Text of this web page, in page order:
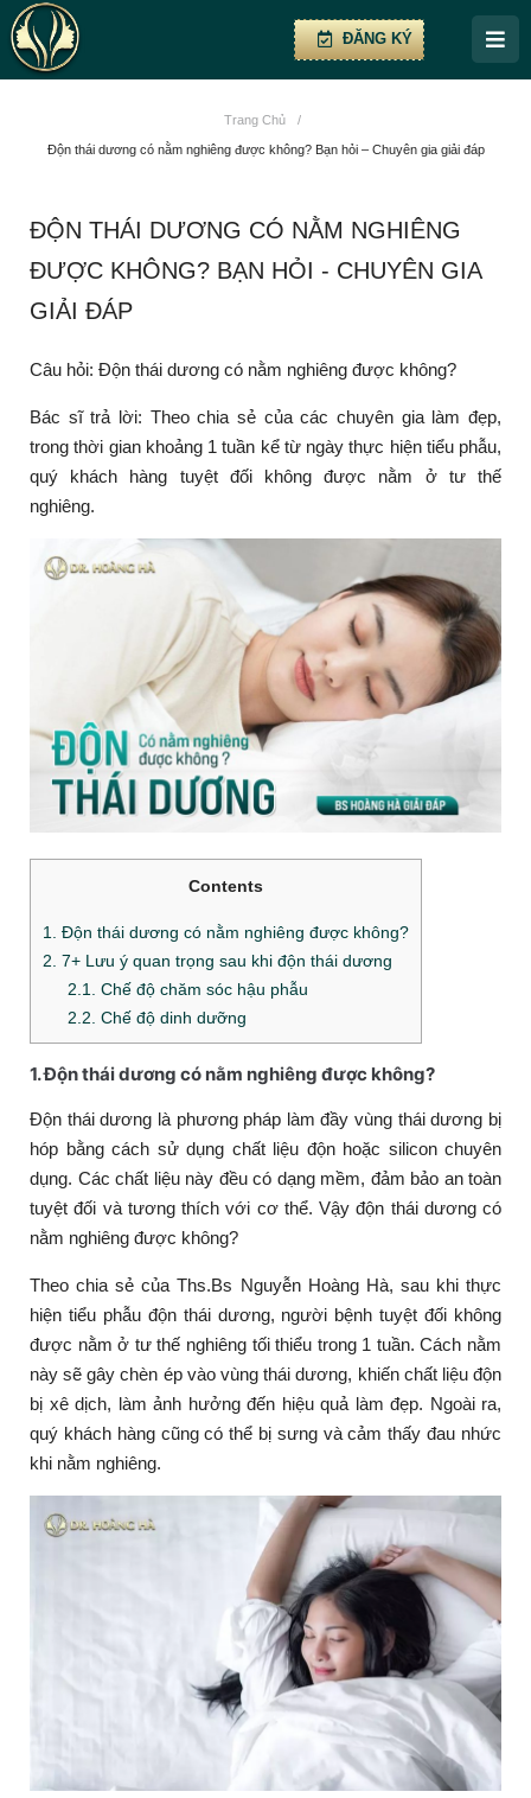
ĐĂNG KÝ
Trang Chủ /
Độn thái dương có nằm nghiêng được không? Bạn hỏi – Chuyên gia giải đáp
ĐỘN THÁI DƯƠNG CÓ NẰM NGHIÊNG
ĐƯỢC KHÔNG? BẠN HỎI - CHUYÊN GIA
GIẢI ĐÁP
Câu hỏi: Độn thái dương có nằm nghiêng được không?
Bác sĩ trả lời: Theo chia sẻ của các chuyên gia làm đẹp,
trong thời gian khoảng 1 tuần kể từ ngày thực hiện tiểu phẫu,
quý khách hàng tuyệt đối không được nằm ở tư thế
nghiêng.
Contents
1. Độn thái dương có nằm nghiêng được không?
2. 7+ Lưu ý quan trọng sau khi độn thái dương
2.1. Chế độ chăm sóc hậu phẫu
2.2. Chế độ dinh dưỡng
1. Độn thái dương có nằm nghiêng được không?
Độn thái dương là phương pháp làm đầy vùng thái dương bị
hóp bằng cách sử dụng chất liệu độn hoặc silicon chuyên
dụng. Các chất liệu này đều có dạng mềm, đảm bảo an toàn
tuyệt đối và tương thích với cơ thể. Vậy độn thái dương có
nằm nghiêng được không?
Theo chia sẻ của Ths.Bs Nguyễn Hoàng Hà, sau khi thực
hiện tiểu phẫu độn thái dương, người bệnh tuyệt đối không
được nằm ở tư thế nghiêng tối thiểu trong 1 tuần. Cách nằm
này sẽ gây chèn ép vào vùng thái dương, khiến chất liệu độn
bị xê dịch, làm ảnh hưởng đến hiệu quả làm đẹp. Ngoài ra,
quý khách hàng cũng có thể bị sưng và cảm thấy đau nhức
khi nằm nghiêng.